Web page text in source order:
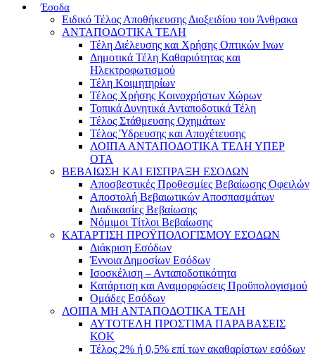
Έσοδα
Ειδικό Τέλος Αποθήκευσης Διοξειδίου του Άνθρακα
ΑΝΤΑΠΟΔΟΤΙΚΑ ΤΕΛΗ
Τέλη Διέλευσης και Χρήσης Οπτικών Ινων
Δημοτικά Τέλη Καθαριότητας και
Ηλεκτροφωτισμού
Τέλη Κοιμητηρίων
Τέλος Χρήσης Κοινοχρήστων Χώρων
Τοπικά Δυνητικά Ανταποδοτικά Τέλη
Τέλος Στάθμευσης Οχημάτων
Τέλος Ύδρευσης και Αποχέτευσης
ΛΟΙΠΑ ΑΝΤΑΠΟΔΟΤΙΚΑ ΤΕΛΗ ΥΠΕΡ
ΟΤΑ
ΒΕΒΑΙΩΣΗ ΚΑΙ ΕΙΣΠΡΑΞΗ ΕΣΟΔΩΝ
Αποσβεστικές Προθεσμίες Βεβαίωσης Οφειλών
Αποστολή Βεβαιωτικών Αποσπασμάτων
Διαδικασίες Βεβαίωσης
Νόμιμοι Τίτλοι Βεβαίωσης
ΚΑΤΑΡΤΙΣΗ ΠΡΟΫΠΟΛΟΓΙΣΜΟΥ ΕΣΟΔΩΝ
Διάκριση Εσόδων
Έννοια Δημοσίων Εσόδων
Ισοσκέλιση – Ανταποδοτικότητα
Κατάρτιση και Αναμορφώσεις Προϋπολογισμού
Ομάδες Εσόδων
ΛΟΙΠΑ ΜΗ ΑΝΤΑΠΟΔΟΤΙΚΑ ΤΕΛΗ
ΑΥΤΟΤΕΛΗ ΠΡΟΣΤΙΜΑ ΠΑΡΑΒΑΣΕΙΣ
ΚΟΚ
Τέλος 2% ή 0,5% επί των ακαθαρίστων εσόδων